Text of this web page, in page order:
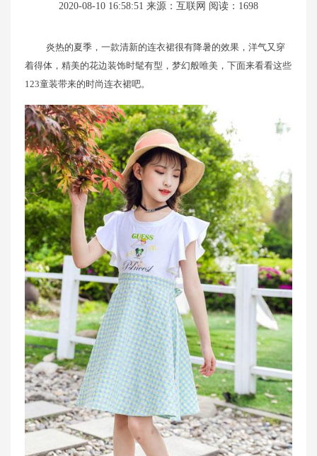
2020-08-10 16:58:51 来源：互联网 阅读：1698
炎热的夏季，一款清新的连衣裙很有降暑的效果，洋气又穿
着得体，精美的花边装饰时髦有型，梦幻般唯美，下面来看看这些
123童装带来的时尚连衣裙吧。